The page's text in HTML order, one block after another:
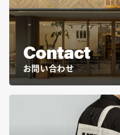
Contact
お問い合わせ